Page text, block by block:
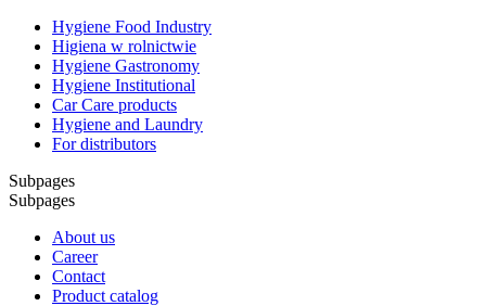
Hygiene Food Industry
Higiena w rolnictwie
Hygiene Gastronomy
Hygiene Institutional
Car Care products
Hygiene and Laundry
For distributors
Subpages
Subpages
About us
Career
Contact
Product catalog